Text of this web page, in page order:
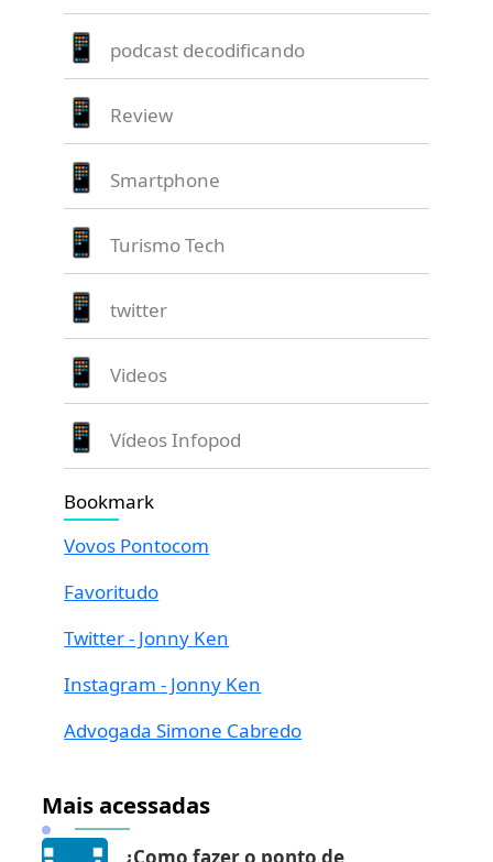
podcast decodificando
Review
Smartphone
Turismo Tech
twitter
Videos
Vídeos Infopod
Bookmark
Vovos Pontocom
Favoritudo
Twitter - Jonny Ken
Instagram - Jonny Ken
Advogada Simone Cabredo
Mais acessadas